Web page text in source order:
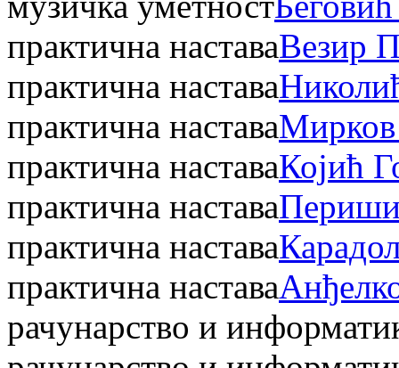
практична наставаВезир
практична настава
практична настава
практична наставаКојић
практична настава
практична настава
практична настава
рачунарство и